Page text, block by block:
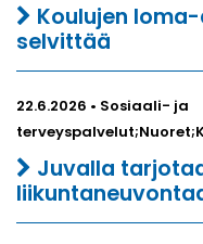
Koulujen
selvittää
22.6.2026 • Sosiaali- ja
Juvalla